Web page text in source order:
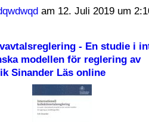
am 12. Juli 2019 um
- En studie i
modellen för reglering av
Sinander Läs online